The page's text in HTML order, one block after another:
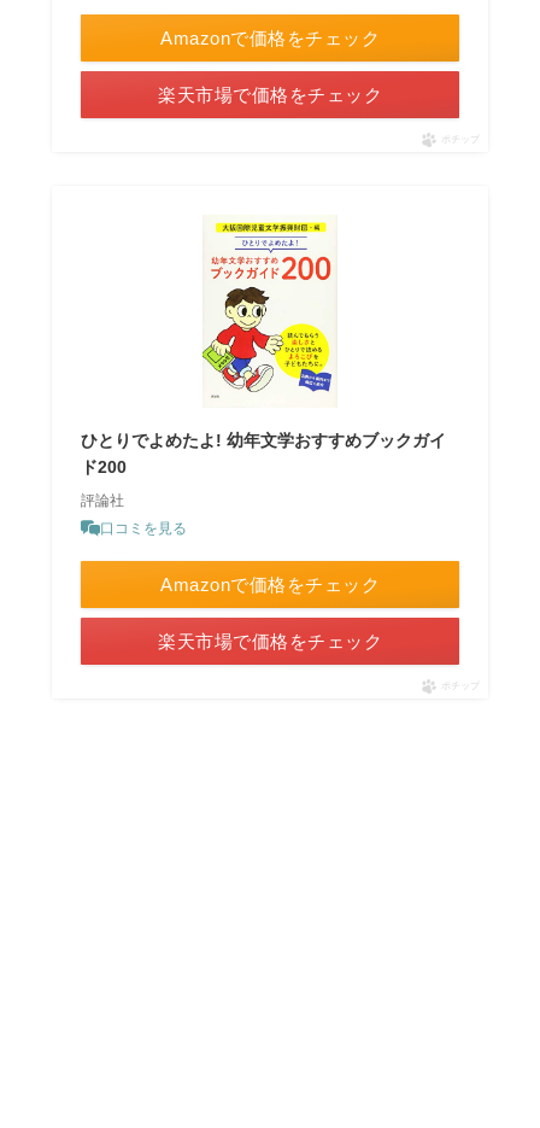
Amazonで価格をチェック
楽天市場で価格をチェック
ポチップ
ひとりでよめたよ! 幼年文学おすすめブックガイ
ド200
評論社
口コミを見る
Amazonで価格をチェック
楽天市場で価格をチェック
ポチップ